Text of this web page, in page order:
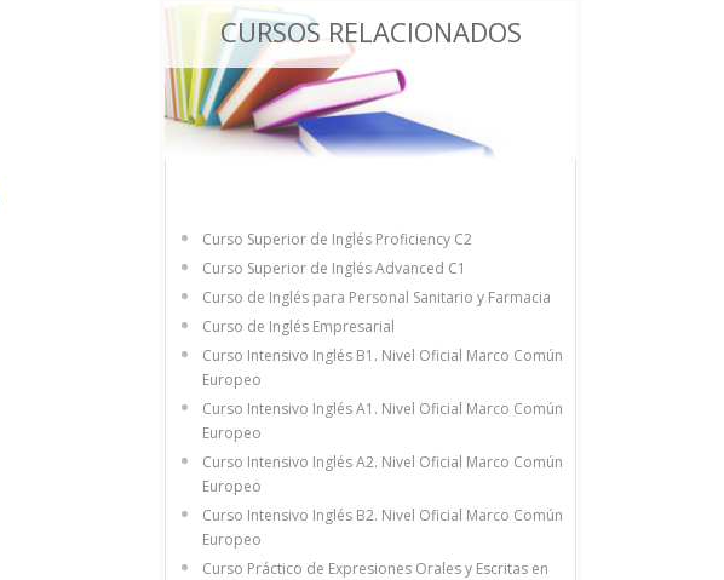
CURSOS RELACIONADOS
Curso Superior de Inglés Proficiency C2
Curso Superior de Inglés Advanced C1
Curso de Inglés para Personal Sanitario y Farmacia
Curso de Inglés Empresarial
Curso Intensivo Inglés B1. Nivel Oficial Marco Común
Europeo
Curso Intensivo Inglés A1. Nivel Oficial Marco Común
Europeo
Curso Intensivo Inglés A2. Nivel Oficial Marco Común
Europeo
Curso Intensivo Inglés B2. Nivel Oficial Marco Común
Europeo
Curso Práctico de Expresiones Orales y Escritas en